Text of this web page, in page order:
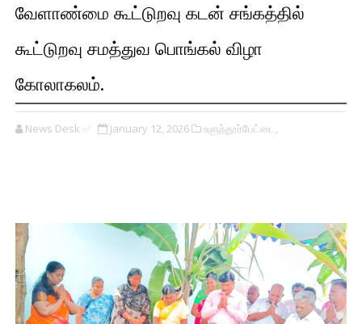
வேளாண்மை கூட்டுறவு கடன் சங்கத்தில்
கூட்டுறவு சமத்துவ பொங்கல் விழா
கோலாகலம்.
News Desk ✅ January 12, 2026 உளுந்தூர்பேட்டை,